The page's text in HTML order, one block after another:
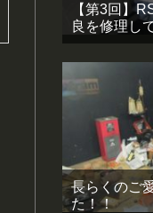
【第3回】
良を修理し
長らくのご
た！！